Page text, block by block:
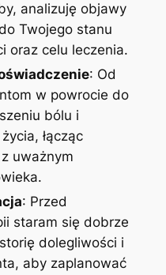
analizuję objawy
Twojego stanu
oraz celu leczenia.
: Od
w powrocie do
bólu i
łącząc
uważnym
: Przed
staram się dobrze
dolegliwości i
aby zaplanować